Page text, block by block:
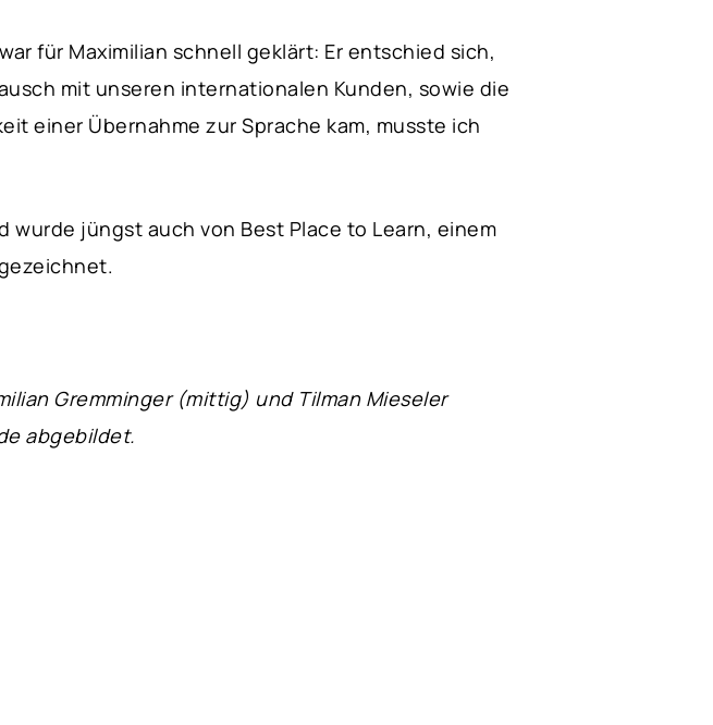
für Maximilian schnell geklärt: Er entschied sich,
mit unseren internationalen Kunden, sowie die
einer Übernahme zur Sprache kam, musste ich
wurde jüngst auch von Best Place to Learn, einem
Gremminger (mittig) und Tilman Mieseler
abgebildet.